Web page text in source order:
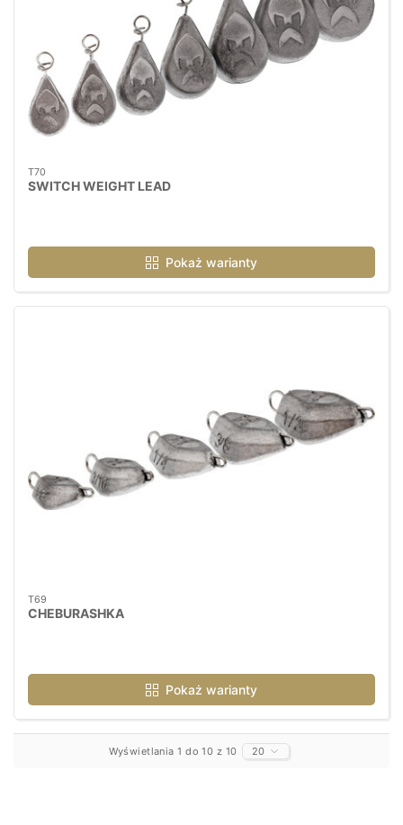
T70
SWITCH WEIGHT LEAD
Pokaż warianty
T69
CHEBURASHKA
Pokaż warianty
Wyświetlania 1 do 10 z 10 20